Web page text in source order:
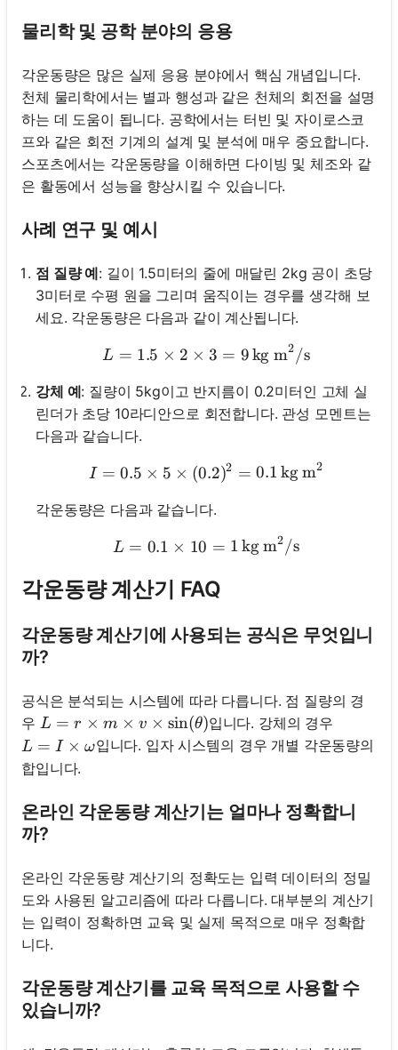
물리학 및 공학 분야의 응용
각운동량은 많은 실제 응용 분야에서 핵심 개념입니다.
천체 물리학에서는 별과 행성과 같은 천체의 회전을 설명
하는 데 도움이 됩니다. 공학에서는 터빈 및 자이로스코
프와 같은 회전 기계의 설계 및 분석에 매우 중요합니다.
스포츠에서는 각운동량을 이해하면 다이빙 및 체조와 같
은 활동에서 성능을 향상시킬 수 있습니다.
사례 연구 및 예시
점 질량 예: 길이 1.5미터의 줄에 매달린 2kg 공이 초당
3미터로 수평 원을 그리며 움직이는 경우를 생각해 보
세요. 각운동량은 다음과 같이 계산됩니다.
L = 1.5 \times 2 \times
L = 1.5 × 2 × 3 = 9kg m2 /s
강체 예: 질량이 5kg이고 반지름이 0.2미터인 고체 실
린더가 초당 10라디안으로 회전합니다. 관성 모멘트는
다음과 같습니다.
I = 0.5 \times 5 \times
I = 0.5 × 5 × (0.2)2 = 0.1 kg m2
각운동량은 다음과 같습니다.
L = 0.1 \times 10 = 1
L = 0.1 × 10 = 1 kg m2/s
각운동량 계산기 FAQ
각운동량 계산기에 사용되는 공식은 무엇입니
까?
공식은 분석되는 시스템에 따라 다릅니다. 점 질량의 경
우 L = r \times m \times v \times \sin(\theta)
L = r × m × v × sin(θ)입니다. 강체의 경우
L = I \times \omega
L = I × ω입니다. 입자 시스템의 경우 개별 각운동량의
합입니다.
온라인 각운동량 계산기는 얼마나 정확합니
까?
온라인 각운동량 계산기의 정확도는 입력 데이터의 정밀
도와 사용된 알고리즘에 따라 다릅니다. 대부분의 계산기
는 입력이 정확하면 교육 및 실제 목적으로 매우 정확합
니다.
각운동량 계산기를 교육 목적으로 사용할 수
있습니까?